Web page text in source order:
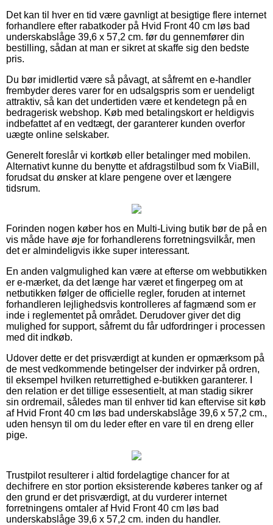
Det kan til hver en tid være gavnligt at besigtige flere internet
forhandlere efter rabatkoder på Hvid Front 40 cm løs bad
underskabslåge 39,6 x 57,2 cm. før du gennemfører din
bestilling, sådan at man er sikret at skaffe sig den bedste
pris.
Du bør imidlertid være så påvagt, at såfremt en e-handler
frembyder deres varer for en udsalgspris som er uendeligt
attraktiv, så kan det undertiden være et kendetegn på en
bedragerisk webshop. Køb med betalingskort er heldigvis
indbefattet af en vedtægt, der garanterer kunden overfor
uægte online selskaber.
Generelt foreslår vi kortkøb eller betalinger med mobilen.
Alternativt kunne du benytte et afdragstilbud som fx ViaBill,
forudsat du ønsker at klare pengene over et længere
tidsrum.
Forinden nogen køber hos en Multi-Living butik bør de på en
vis måde have øje for forhandlerens forretningsvilkår, men
det er almindeligvis ikke super interessant.
En anden valgmulighed kan være at efterse om webbutikken
er e-mærket, da det længe har været et fingerpeg om at
netbutikken følger de officielle regler, foruden at internet
forhandleren lejlighedsvis kontrolleres af fagmænd som er
inde i reglementet på området. Derudover giver det dig
mulighed for support, såfremt du får udfordringer i processen
med dit indkøb.
Udover dette er det prisværdigt at kunden er opmærksom på
de mest vedkommende betingelser der indvirker på ordren,
til eksempel hvilken returrettighed e-butikken garanterer. I
den relation er det tillige essesentielt, at man stadig sikrer
sin ordremail, således man til enhver tid kan eftervise sit køb
af Hvid Front 40 cm løs bad underskabslåge 39,6 x 57,2 cm.,
uden hensyn til om du leder efter en vare til en dreng eller
pige.
Trustpilot resulterer i altid fordelagtige chancer for at
dechifrere en stor portion eksisterende køberes tanker og af
den grund er det prisværdigt, at du vurderer internet
forretningens omtaler af Hvid Front 40 cm løs bad
underskabslåge 39,6 x 57,2 cm. inden du handler.